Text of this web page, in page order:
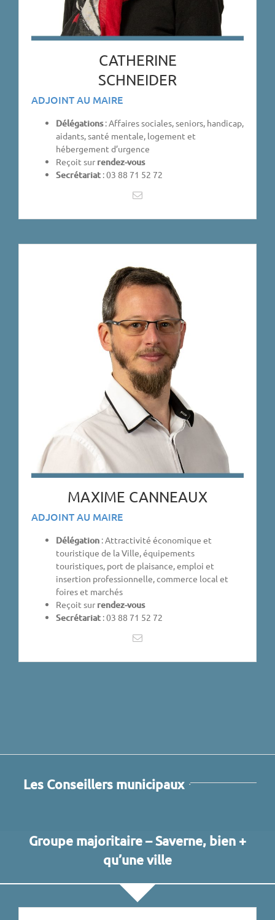
CATHERINE
SCHNEIDER
ADJOINT AU MAIRE
Délégations: Affaires sociales, seniors, handicap,
aidants, santé mentale, logement et
hébergement d’urgence
Reçoit sur rendez-vous
Secrétariat : 03 88 71 52 72
MAXIME CANNEAUX
ADJOINT AU MAIRE
Délégation : Attractivité économique et
touristique de la Ville, équipements
touristiques, port de plaisance, emploi et
insertion professionnelle, commerce local et
foires et marchés
Reçoit sur rendez-vous
Secrétariat : 03 88 71 52 72
Les Conseillers municipaux
Groupe majoritaire – Saverne, bien +
qu’une ville